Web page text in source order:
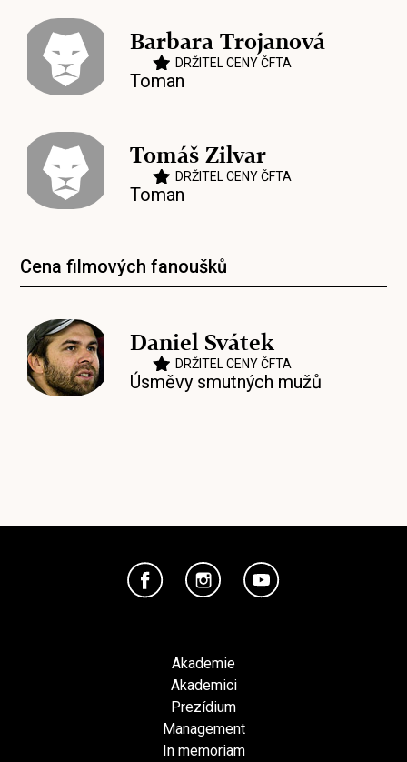
Barbara Trojanová
DRŽITEL CENY ČFTA
Toman
Tomáš Zilvar
DRŽITEL CENY ČFTA
Toman
Cena filmových fanoušků
Daniel Svátek
DRŽITEL CENY ČFTA
Úsměvy smutných mužů
Akademie
Akademici
Prezídium
Management
In memoriam